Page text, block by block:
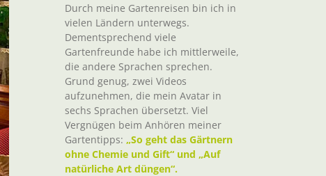
Durch meine Gartenreisen bin ich in
vielen Ländern unterwegs.
Dementsprechend viele
Gartenfreunde habe ich mittlerweile,
die andere Sprachen sprechen.
Grund genug, zwei Videos
aufzunehmen, die mein Avatar in
sechs Sprachen übersetzt. Viel
Vergnügen beim Anhören meiner
Gartentipps: „So geht das Gärtnern
ohne Chemie und Gift“ und „Auf
natürliche Art düngen“.